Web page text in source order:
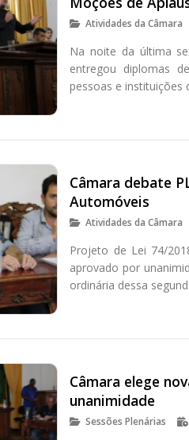
Atividades da Câmara
Na noite da última
entregou diplomas
pessoas e instituições
Câmara debate
Automóveis
Atividades da Câmara
Projeto de Lei 74/
aprovado por
ordinária dessa
Câmara elege
unanimidade
Sessões Plenárias